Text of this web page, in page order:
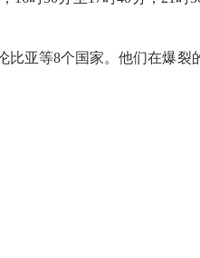
亚等8个国家。他们在爆裂